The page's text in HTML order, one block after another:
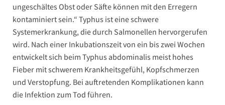
ungeschältes Obst oder Säfte können mit den Erregern
kontaminiert sein.“ Typhus ist eine schwere
Systemerkrankung, die durch Salmonellen hervorgerufen
wird. Nach einer Inkubationszeit von ein bis zwei Wochen
entwickelt sich beim Typhus abdominalis meist hohes
Fieber mit schwerem Krankheitsgefühl, Kopfschmerzen
und Verstopfung. Bei auftretenden Komplikationen kann
die Infektion zum Tod führen.